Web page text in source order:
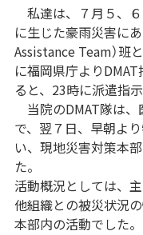
私達は、７月５、
に生じた豪雨災害に
Assistance Team）班
に福岡県庁より
ると、23時に派遣指
当院のDMAT隊は、
で、翌７日、早朝よ
い、現地災害対策本
た。
活動概況としては、
他組織との被災状況
本部内の活動でした。